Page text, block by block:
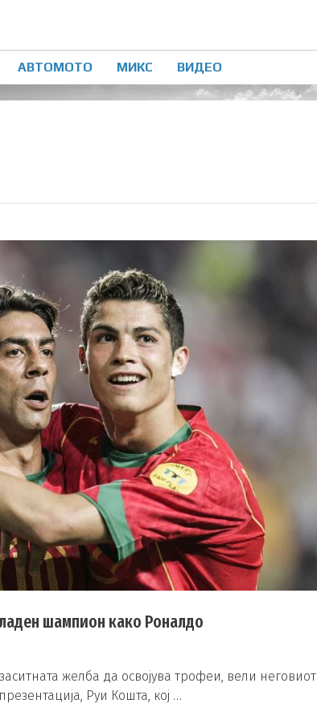
АВТОМОТО МИКС ВИДЕО
шампион како Роналдо
желба да освојува трофеи, вели неговиот
Руи Кошта, кој …